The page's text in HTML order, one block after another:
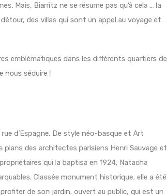
Mais, Biarritz ne se résume pas qu’à cela … la
des villas qui sont un appel au voyage et
emblématiques dans les différents quartiers de
nous séduire !
d’Espagne. De style néo-basque et Art
des architectes parisiens Henri Sauvage et
qui la baptisa en 1924, Natacha
Classée monument historique, elle a été
de son jardin, ouvert au public, qui est un